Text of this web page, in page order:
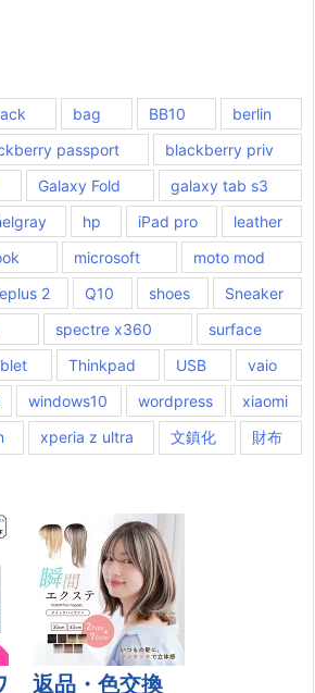
bag BB10
berlin
passport
blackberry priv
Galaxy Fold
galaxy tab s3
hp iPad pro
leather
microsoft
moto mod
2 Q10 shoes
Sneaker
spectre x360
surface
Thinkpad USB
vaio
windows10 wordpress
xiaomi
xperia z ultra 文鎮化 財布